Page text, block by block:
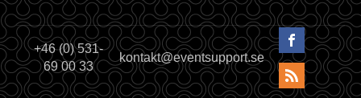
+46 (0) 531-
69 00 33
kontakt@eventsupport.se